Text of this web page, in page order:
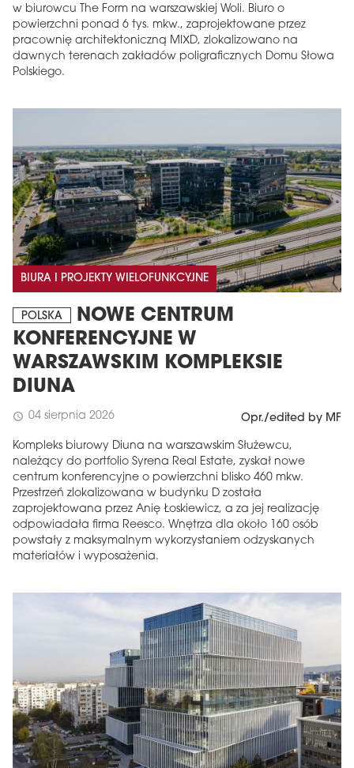
w biurowcu The Form na warszawskiej Woli. Biuro o
powierzchni ponad 6 tys. mkw., zaprojektowane przez
pracownię architektoniczną MIXD, zlokalizowano na
dawnych terenach zakładów poligraficznych Domu Słowa
Polskiego.
BIURA I PROJEKTY WIELOFUNKCYJNE
POLSKA
NOWE CENTRUM
KONFERENCYJNE W
WARSZAWSKIM KOMPLEKSIE
DIUNA
schedule 04 sierpnia 2026 Opr./edited by MF
Kompleks biurowy Diuna na warszawskim Służewcu,
należący do portfolio Syrena Real Estate, zyskał nowe
centrum konferencyjne o powierzchni blisko 460 mkw.
Przestrzeń zlokalizowana w budynku D została
zaprojektowana przez Anię Łoskiewicz, a za jej realizację
odpowiadała firma Reesco. Wnętrza dla około 160 osób
powstały z maksymalnym wykorzystaniem odzyskanych
materiałów i wyposażenia.